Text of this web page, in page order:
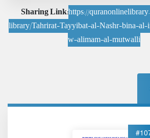
Sharing Link:https://
library/Tahrirat-Tayyibat-al-Nashr-bina-
w-alimam-al-mutwalli